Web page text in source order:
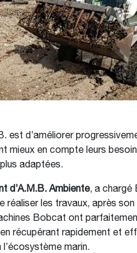
est d’améliorer
mieux en compte leurs
adaptées.
d’A.M.B. Ambiente, a chargé
réaliser les travaux, après
Bobcat ont
récupérant rapidement et
marin.